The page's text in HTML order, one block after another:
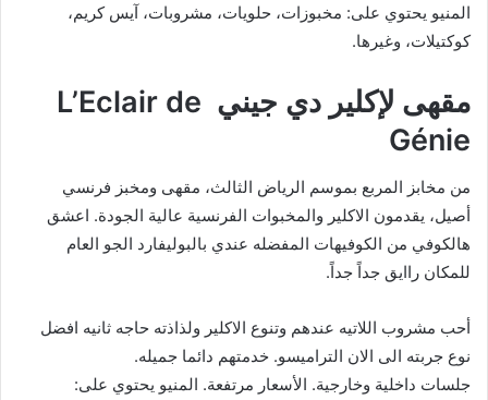
المنيو يحتوي على: مخبوزات، حلويات، مشروبات، آيس كريم،
كوكتيلات، وغيرها.
مقهى لإكلير دي جيني L’Eclair de
Génie
من مخابز المربع بموسم الرياض الثالث، مقهى ومخبز فرنسي
أصيل، يقدمون الاكلير والمخبوات الفرنسية عالية الجودة. اعشق
هالكوفي من الكوفيهات المفضله عندي بالبوليفارد الجو العام
للمكان راايق جداً جداً.
أحب مشروب اللاتيه عندهم وتنوع الاكلير ولذاذته حاجه ثانيه افضل
نوع جربته الى الان التراميسو. خدمتهم دائما جميله.
جلسات داخلية وخارجية. الأسعار مرتفعة. المنيو يحتوي على: